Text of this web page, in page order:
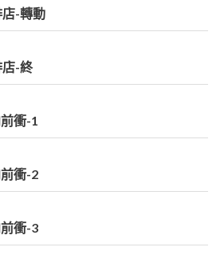
-轉動
-終
衝-1
衝-2
衝-3